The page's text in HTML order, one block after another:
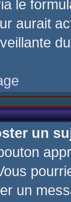
le
aurait
un
un